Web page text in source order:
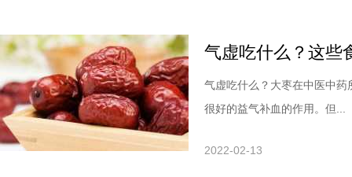
气虚吃什么？这些
气虚吃什么？大枣在中医中
很好的益气补血的作用。但...
2022-02-13